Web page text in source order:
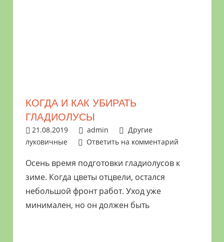
КОГДА И КАК УБИРАТЬ
ГЛАДИОЛУСЫ
21.08.2019 admin
Другие
луковичные
Ответить на комментарий
Осень время подготовки гладиолусов к
зиме. Когда цветы отцвели, остался
небольшой фронт работ. Уход уже
минимален, но он должен быть